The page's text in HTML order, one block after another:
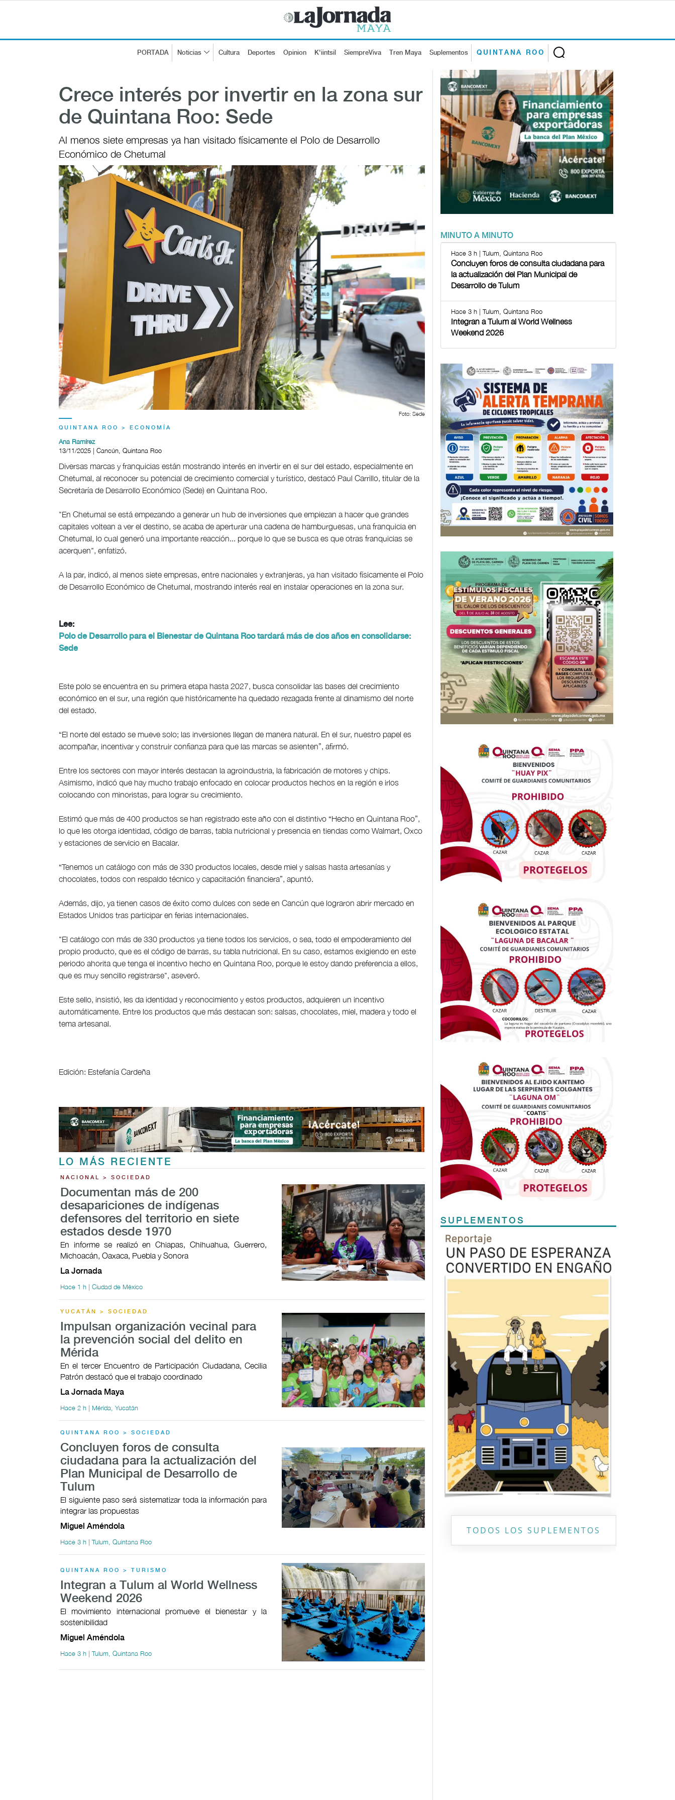
PORTADA Noticias Cultura Deportes Opinion K'iintsil SiempreViva Tren Maya Suplementos QUINTANA ROO
Crece interés por invertir en la zona sur
de Quintana Roo: Sede
Al menos siete empresas ya han visitado físicamente el Polo de Desarrollo
Económico de Chetumal
Foto: Sede
QUINTANA ROO > ECONOMÍA
Ana Ramírez
13/11/2025 | Cancún, Quintana Roo
Diversas marcas y franquicias están mostrando interés en invertir en el sur del estado, especialmente en
Chetumal, al reconocer su potencial de crecimiento comercial y turístico, destacó Paul Carrillo, titular de la
Secretaría de Desarrollo Económico (Sede) en Quintana Roo.
"En Chetumal se está empezando a generar un hub de inversiones que empiezan a hacer que grandes
capitales voltean a ver el destino, se acaba de aperturar una cadena de hamburguesas, una franquicia en
Chetumal, lo cual generó una importante reacción... porque lo que se busca es que otras franquicias se
acerquen", enfatizó.
A la par, indicó, al menos siete empresas, entre nacionales y extranjeras, ya han visitado físicamente el Polo
de Desarrollo Económico de Chetumal, mostrando interés real en instalar operaciones en la zona sur.
Lee:
Polo de Desarrollo para el Bienestar de Quintana Roo tardará más de dos años en consolidarse:
Sede
Este polo se encuentra en su primera etapa hasta 2027, busca consolidar las bases del crecimiento
económico en el sur, una región que históricamente ha quedado rezagada frente al dinamismo del norte
del estado.
“El norte del estado se mueve solo; las inversiones llegan de manera natural. En el sur, nuestro papel es
acompañar, incentivar y construir confianza para que las marcas se asienten”, afirmó.
Entre los sectores con mayor interés destacan la agroindustria, la fabricación de motores y chips.
Asimismo, indicó que hay mucho trabajo enfocado en colocar productos hechos en la región e irlos
colocando con minoristas, para lograr su crecimiento.
Estimó que más de 400 productos se han registrado este año con el distintivo “Hecho en Quintana Roo”,
lo que les otorga identidad, código de barras, tabla nutricional y presencia en tiendas como Walmart, Oxco
y estaciones de servicio en Bacalar.
“Tenemos un catálogo con más de 330 productos locales, desde miel y salsas hasta artesanías y
chocolates, todos con respaldo técnico y capacitación financiera”, apuntó.
Además, dijo, ya tienen casos de éxito como dulces con sede en Cancún que lograron abrir mercado en
Estados Unidos tras participar en ferias internacionales.
"El catálogo con más de 330 productos ya tiene todos los servicios, o sea, todo el empoderamiento del
propio producto, que es el código de barras, su tabla nutricional. En su caso, estamos exigiendo en este
periodo ahorita que tenga el incentivo hecho en Quintana Roo, porque le estoy dando preferencia a ellos,
que es muy sencillo registrarse", aseveró.
Este sello, insistió, les da identidad y reconocimiento y estos productos, adquieren un incentivo
automáticamente. Entre los productos que más destacan son: salsas, chocolates, miel, madera y todo el
tema artesanal.
Edición: Estefanía Cardeña
LO MÁS RECIENTE
NACIONAL > SOCIEDAD
Documentan más de 200
desapariciones de indígenas
defensores del territorio en siete
estados desde 1970
En informe se realizó en Chiapas, Chihuahua, Guerrero,
Michoacán, Oaxaca, Puebla y Sonora
La Jornada
Hace 1 h | Ciudad de México
YUCATÁN > SOCIEDAD
Impulsan organización vecinal para
la prevención social del delito en
Mérida
En el tercer Encuentro de Participación Ciudadana, Cecilia
Patrón destacó que el trabajo coordinado
La Jornada Maya
Hace 2 h | Mérida, Yucatán
QUINTANA ROO > SOCIEDAD
Concluyen foros de consulta
ciudadana para la actualización del
Plan Municipal de Desarrollo de
Tulum
El siguiente paso será sistematizar toda la información para
integrar las propuestas
Miguel Améndola
Hace 3 h | Tulum, Quintana Roo
QUINTANA ROO > TURISMO
Integran a Tulum al World Wellness
Weekend 2026
El movimiento internacional promueve el bienestar y la
sostenibilidad
Miguel Améndola
Hace 3 h | Tulum, Quintana Roo
MINUTO A MINUTO
Hace 3 h | Tulum, Quintana Roo
Concluyen foros de consulta ciudadana para
la actualización del Plan Municipal de
Desarrollo de Tulum
Hace 3 h | Tulum, Quintana Roo
Integran a Tulum al World Wellness
Weekend 2026
SUPLEMENTOS
Previous
TODOS LOS SUPLEMENTOS